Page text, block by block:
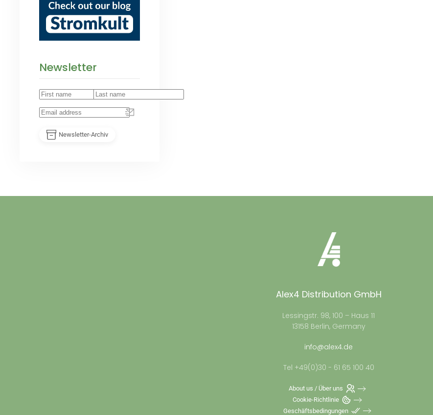
Newsletter
Newsletter-Archiv
Alex4 Distribution GmbH
Lessingstr. 98, 100 – Haus 11
13158 Berlin, Germany
info@alex4.de
Tel +49(0)30 - 61 65 100 40
About us / Über uns
Cookie-Richtlinie
Geschäftsbedingungen